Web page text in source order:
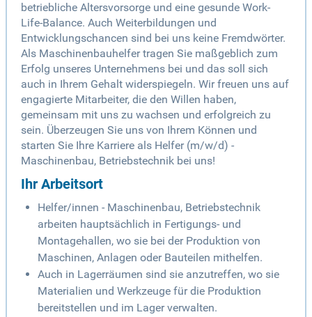
betriebliche Altersvorsorge und eine gesunde Work-
Life-Balance. Auch Weiterbildungen und
Entwicklungschancen sind bei uns keine Fremdwörter.
Als Maschinenbauhelfer tragen Sie maßgeblich zum
Erfolg unseres Unternehmens bei und das soll sich
auch in Ihrem Gehalt widerspiegeln. Wir freuen uns auf
engagierte Mitarbeiter, die den Willen haben,
gemeinsam mit uns zu wachsen und erfolgreich zu
sein. Überzeugen Sie uns von Ihrem Können und
starten Sie Ihre Karriere als Helfer (m/w/d) -
Maschinenbau, Betriebstechnik bei uns!
Ihr Arbeitsort
Helfer/innen - Maschinenbau, Betriebstechnik
arbeiten hauptsächlich in Fertigungs- und
Montagehallen, wo sie bei der Produktion von
Maschinen, Anlagen oder Bauteilen mithelfen.
Auch in Lagerräumen sind sie anzutreffen, wo sie
Materialien und Werkzeuge für die Produktion
bereitstellen und im Lager verwalten.